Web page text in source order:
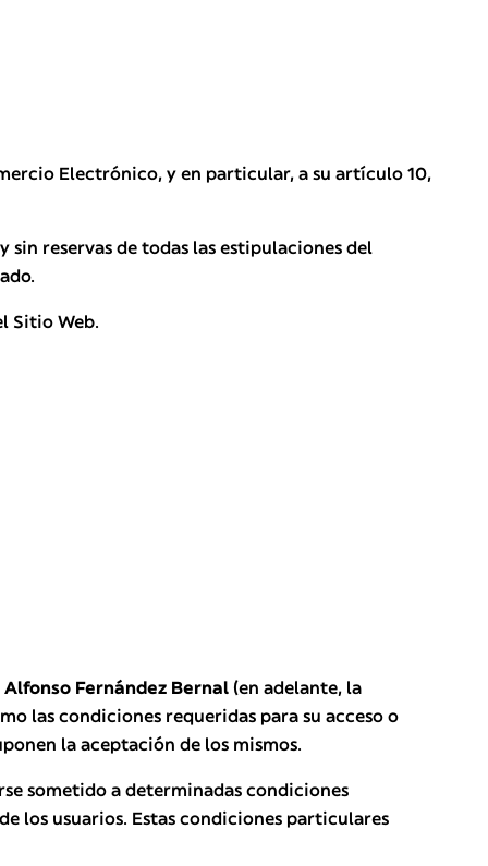
Electrónico, y en particular, a su artículo 10,
reservas de todas las estipulaciones del
Sitio Web.
Fernández Bernal (en adelante, la
las condiciones requeridas para su acceso o
la aceptación de los mismos.
sometido a determinadas condiciones
los usuarios. Estas condiciones particulares